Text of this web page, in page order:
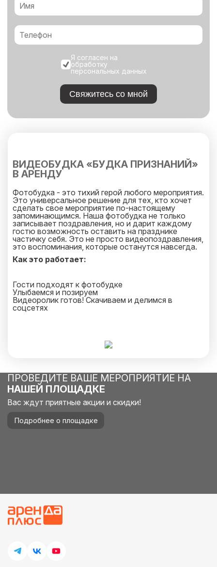
Я согласен на
обработку
персональных данных
Свяжитесь со мной
ВИДЕОБУДКА «БУДКА ПРИЗНАНИЙ»
В АРЕНДУ
Фотобудка - это тихий герой любого мероприятия.
Это универсальное решение для тех, кто хочет
сделать свое мероприятие по-настоящему
запоминающимся. Наша фотобудка не только
записывает поздравления, но и дарит каждому
гостю возможность оставить на празднике
частичку себя. Это не просто видеопоздравления,
это воспоминания, которые останутся навсегда.
Как это работает:
Гости подходят к фотобудке
Улыбаемся и позируем
Видеоролик готов! Скачиваем и делимся в
соцсетях
ПРОВЕДИТЕ ВАШЕ МЕРОПРИЯТИЕ НА
НАШЕЙ ПЛОЩАДКЕ
Вас ждут приятные акции и скидки!
Подробнее о площадке